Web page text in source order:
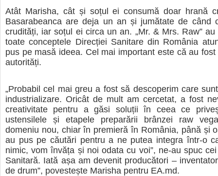
Atât Marisha, cât și soțul ei consumă doar hrană
Basarabeanca are deja un an și jumătate de când
crudități, iar soțul ei circa un an. „Mr. & Mrs. Raw”
toate conceptele Direcției Sanitare din România
pus pe masă ideea. Cel mai important este că au
autorități.
„Probabil cel mai greu a fost să descoperim care
industrializare. Oricât de mult am cercetat, a fost
creativitate pentru a găsi soluții în ceea ce
ustensilele și etapele preparării brânzei raw
domeniu nou, chiar în premieră în România, până și
au pus pe căutări pentru a ne putea integra într-o
nimic, vom învăța și noi odata cu voi”, ne-au spuc
Sanitară. Iată așa am devenit producători –
de drum”, povestește Marisha pentru EA.md.